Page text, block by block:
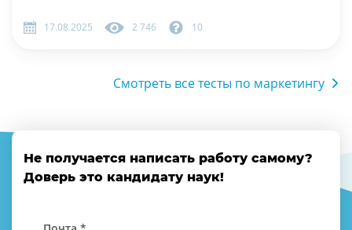
17.08.2025 2 746 10
Смотреть все тесты по маркетингу
Не получается написать работу самому?
Доверь это кандидату наук!